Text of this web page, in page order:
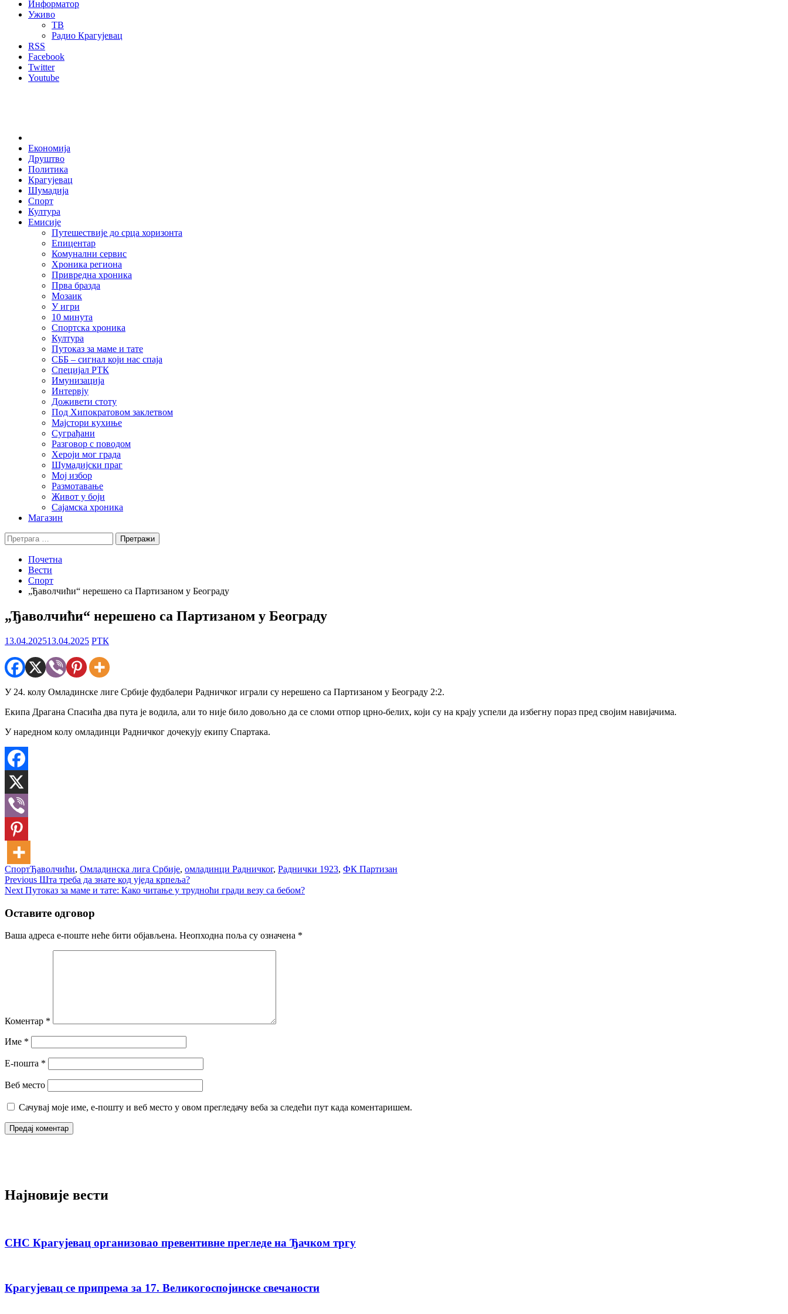
Информатор
Уживо
ТВ
Радио Крагујевац
RSS
Facebook
Twitter
Youtube
Економија
Друштво
Политика
Крагујевац
Шумадија
Спорт
Култура
Емисије
Путешествије до срца хоризонта
Епицентар
Комунални сервис
Хроника региона
Привредна хроника
Прва бразда
Мозаик
У игри
10 минута
Спортска хроника
Култура
Путоказ за маме и тате
СББ – сигнал који нас спаја
Специјал РТК
Имунизација
Интервју
Доживети стоту
Под Хипократовом заклетвом
Мајстори кухиње
Суграђани
Разговор с поводом
Хероји мог града
Шумадијски праг
Мој избор
Размотавање
Живот у боји
Сајамска хроника
Магазин
Претрага
за:
Почетна
Вести
Спорт
„Ђаволчићи“ нерешено са Партизаном у Београду
„Ђаволчићи“ нерешено са Партизаном у Београду
13.04.202513.04.2025 РТК
У 24. колу Омладинске лиге Србије фудбалери Радничког играли су нерешено са Партизаном у Београду 2:2.
Екипа Драгана Спасића два пута је водила, али то није било довољно да се сломи отпор црно-белих, који су на крају успели да избегну пораз пред својим навијачима.
У наредном колу омладинци Радничког дочекују екипу Спартака.
СпортЂаволчићи, Омладинска лига Србије, омладинци Радничког, Раднички 1923, ФК Партизан
Кретање
чланка
Previous Previous
post:
Шта треба да знате код уједа крпеља?
Next Next
Путоказ за маме и тате: Како читање у трудноћи гради везу са бебом?
Оставите одговор
Ваша адреса е-поште неће бити објављена. Неопходна поља су означена *
Коментар *
Име *
Е-пошта *
Веб место
Сачувај моје име, е-пошту и веб место у овом прегледачу веба за следећи пут када коментаришем.
Најновије вести
СНС Крагујевац организовао превентивне прегледе на Ђачком тргу
Крагујевац се припрема за 17. Великогоспојинске свечаности